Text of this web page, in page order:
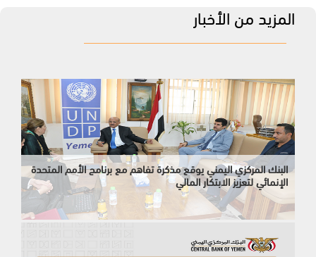
المزيد من الأخبار
البنك المركزي اليمني يوقع مذكرة تفاهم مع برنامج الأمم المتحدة
الإنمائي لتعزيز الابتكار المالي